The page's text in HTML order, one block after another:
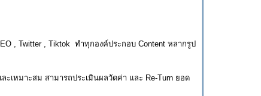
, Twitter , Tiktok ทำทุกองค์ประกอบ Content หลากรูป
เหมาะสม สามารถประเมินผลวัดค่า และ Re-Turn ยอด